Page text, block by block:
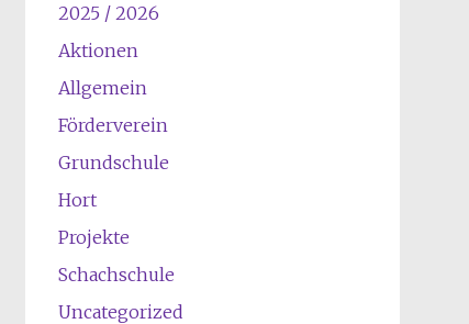
2025 / 2026
Aktionen
Allgemein
Förderverein
Grundschule
Hort
Projekte
Schachschule
Uncategorized